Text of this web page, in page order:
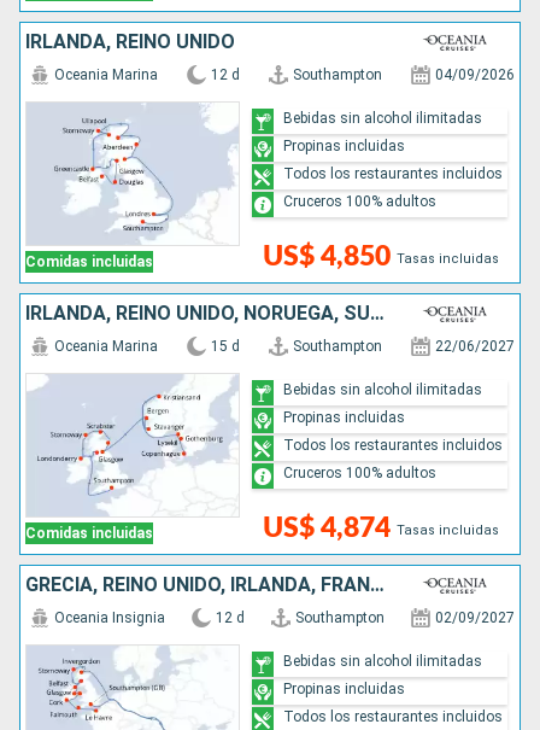
IRLANDA, REINO UNIDO
Comidas incluidas
Oceania Marina 12 d Southampton 04/09/2026
US$ 4,850 Tasas incluidas
Bebidas sin alcohol ilimitadas
Propinas incluidas
Todos los restaurantes incluidos
Cruceros 100% adultos
IRLANDA, REINO UNIDO, NORUEGA, SUECIA, DINAMARCA
Comidas incluidas
Oceania Marina 15 d Southampton 22/06/2027
US$ 4,874 Tasas incluidas
Bebidas sin alcohol ilimitadas
Propinas incluidas
Todos los restaurantes incluidos
Cruceros 100% adultos
GRECIA, REINO UNIDO, IRLANDA, FRANCIA
Oceania Insignia 12 d Southampton 02/09/2027
Bebidas sin alcohol ilimitadas
Propinas incluidas
Todos los restaurantes incluidos